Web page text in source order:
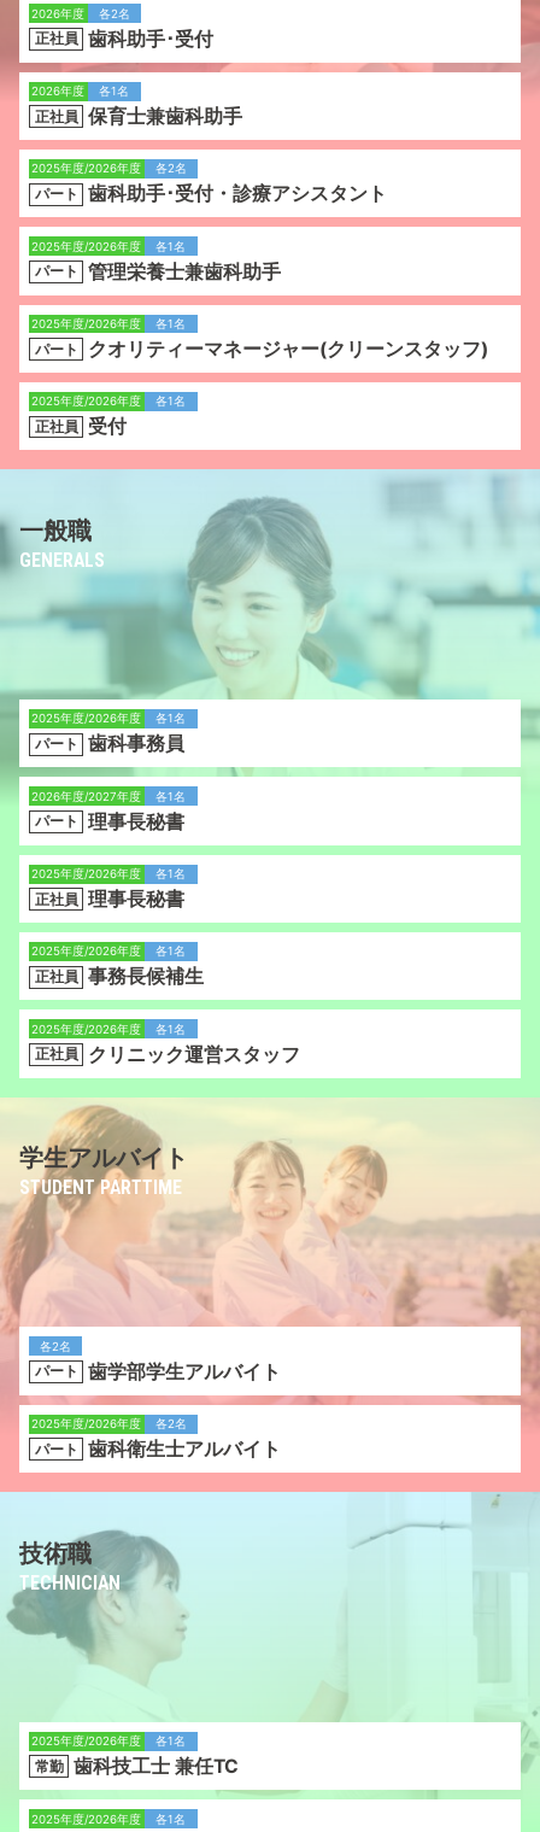
2026年度 各2名
正社員 歯科助手･受付
2026年度 各1名
正社員 保育士兼歯科助手
2025年度/2026年度 各2名
パート 歯科助手･受付・診療アシスタント
2025年度/2026年度 各1名
パート 管理栄養士兼歯科助手
2025年度/2026年度 各1名
パート クオリティーマネージャー(クリーンスタッフ)
2025年度/2026年度 各1名
正社員 受付
一般職
GENERALS
2025年度/2026年度 各1名
パート 歯科事務員
2026年度/2027年度 各1名
パート 理事長秘書
2025年度/2026年度 各1名
正社員 理事長秘書
2025年度/2026年度 各1名
正社員 事務長候補生
2025年度/2026年度 各1名
正社員 クリニック運営スタッフ
学生アルバイト
STUDENT PARTTIME
各2名
パート 歯学部学生アルバイト
2025年度/2026年度 各2名
パート 歯科衛生士アルバイト
技術職
TECHNICIAN
2025年度/2026年度 各1名
常勤 歯科技工士 兼任TC
2025年度/2026年度 各1名